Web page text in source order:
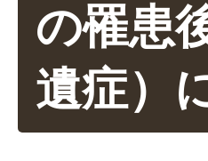
の罹患
遺症）